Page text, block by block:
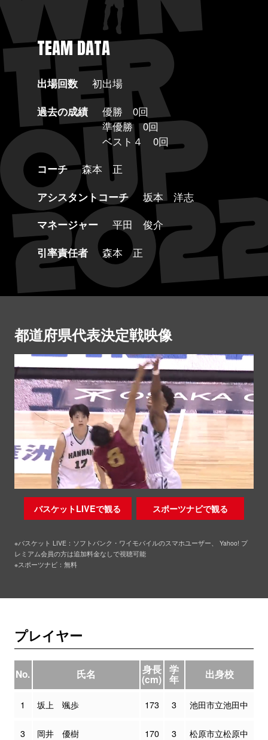
TEAM DATA
出場回数
初出場
過去の成績
優勝 0回
準優勝 0回
ベスト４ 0回
コーチ
森本 正
アシスタントコーチ
坂本 洋志
マネージャー
平田 俊介
引率責任者
森本 正
都道府県代表決定戦映像
バスケットLIVEで観る スポーツナビで観る
※バスケット LIVE：ソフトバンク・ワイモバイルのスマホユーザー、 Yahoo! プ
レミアム会員の方は追加料金なしで視聴可能
※スポーツナビ：無料
プレイヤー
No. 氏名 身長
(cm)
学
年 出身校
1 坂上 颯歩 173 3 池田市立池田中
3 岡井 優樹 170 3 松原市立松原中